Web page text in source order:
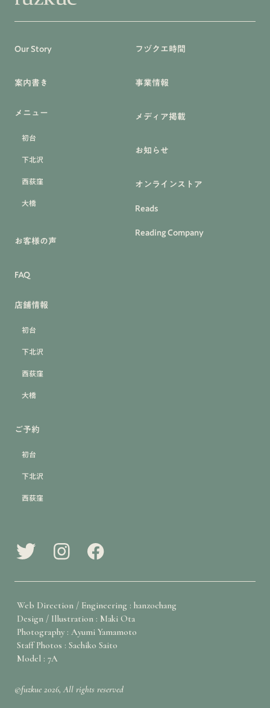
Our Story
案内書き
メニュー
初台
下北沢
西荻窪
大橋
お客様の声
FAQ
店舗情報
初台
下北沢
西荻窪
大橋
ご予約
初台
下北沢
西荻窪
フヅクエ時間
事業情報
メディア掲載
お知らせ
オンラインストア
Reads
Reading Company
Web Direction / Engineering : hanzochang
Design / Illustration : Maki Ota
Photography : Ayumi Yamamoto
Staff Photos : Sachiko Saito
Model : 7A
©fuzkue 2026, All rights reserved